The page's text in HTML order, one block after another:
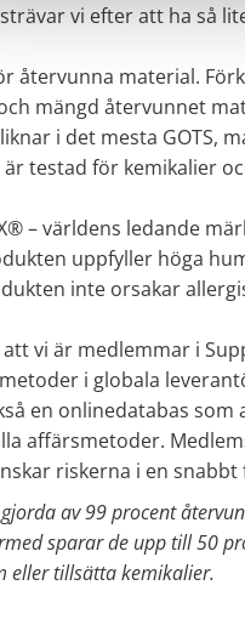
vi efter att ha så
återvunna material.
mängd återvunnet
i det mesta GOTS,
testad för kemikalier
– världens ledande
uppfyller höga
inte orsakar
att vi är medlemmar i
i globala
en onlinedatabas
affärsmetoder.
riskerna i en
av 99 procent
sparar de upp till 50
eller tillsätta kemikalier.